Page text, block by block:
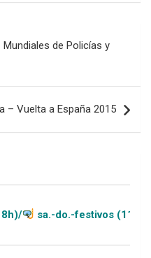
de Policías y
– Vuelta a España 2015
(11-20h)